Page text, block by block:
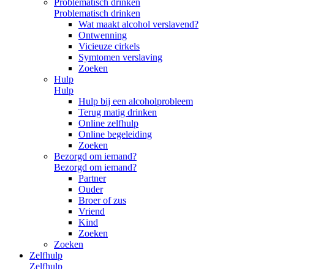
Problematisch drinken
Problematisch drinken
Wat maakt alcohol verslavend?
Ontwenning
Vicieuze cirkels
Symtomen verslaving
Zoeken
Hulp
Hulp
Hulp bij een alcoholprobleem
Terug matig drinken
Online zelfhulp
Online begeleiding
Zoeken
Bezorgd om iemand?
Bezorgd om iemand?
Partner
Ouder
Broer of zus
Vriend
Kind
Zoeken
Zoeken
Zelfhulp
Zelfhulp